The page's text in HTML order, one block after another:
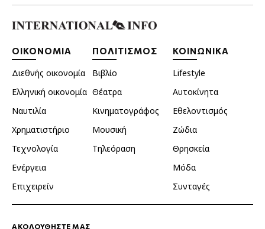
ΟΙΚΟΝΟΜΙΑ
Διεθνής οικονομία
Ελληνική οικονομία
Ναυτιλία
Χρηματιστήριο
Τεχνολογία
Ενέργεια
Επιχειρείν
ΠΟΛΙΤΙΣΜΟΣ
Βιβλίο
Θέατρα
Κινηματογράφος
Μουσική
Τηλεόραση
ΚΟΙΝΩΝΙΚΑ
Lifestyle
Αυτοκίνητα
Εθελοντισμός
Ζώδια
Θρησκεία
Μόδα
Συνταγές
ΑΚΟΛΟΥΘΗΣΤΕ ΜΑΣ